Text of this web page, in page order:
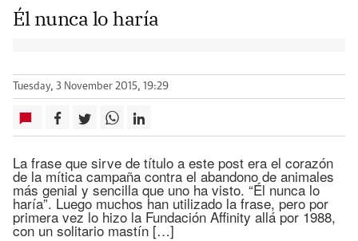
Él nunca lo haría
Tuesday, 3 November 2015, 19:29
La frase que sirve de título a este post era el corazón
de la mítica campaña contra el abandono de animales
más genial y sencilla que uno ha visto. “Él nunca lo
haría”. Luego muchos han utilizado la frase, pero por
primera vez lo hizo la Fundación Affinity allá por 1988,
con un solitario mastín […]